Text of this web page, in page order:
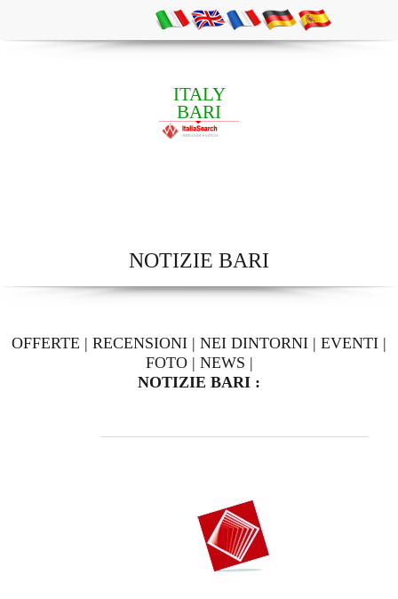
ITALY
BARI
NOTIZIE BARI
OFFERTE | RECENSIONI | NEI DINTORNI | EVENTI |
FOTO| NEWS |
NOTIZIE BARI :